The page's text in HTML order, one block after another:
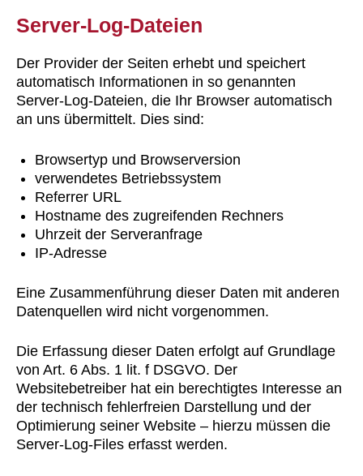
Server-Log-Dateien
Der Provider der Seiten erhebt und speichert
automatisch Informationen in so genannten
Server-Log-Dateien, die Ihr Browser automatisch
an uns übermittelt. Dies sind:
Browsertyp und Browserversion
verwendetes Betriebssystem
Referrer URL
Hostname des zugreifenden Rechners
Uhrzeit der Serveranfrage
IP-Adresse
Eine Zusammenführung dieser Daten mit anderen
Datenquellen wird nicht vorgenommen.
Die Erfassung dieser Daten erfolgt auf Grundlage
von Art. 6 Abs. 1 lit. f DSGVO. Der
Websitebetreiber hat ein berechtigtes Interesse an
der technisch fehlerfreien Darstellung und der
Optimierung seiner Website – hierzu müssen die
Server-Log-Files erfasst werden.